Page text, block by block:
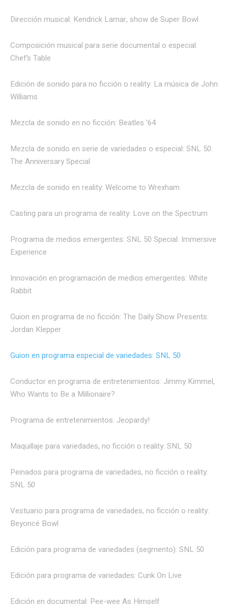
Dirección musical: Kendrick Lamar, show de Super Bowl
Composición musical para serie documental o especial:
Chef’s Table
Edición de sonido para no ficción o reality: La música de John
Williams
Mezcla de sonido en no ficción: Beatles ’64
Mezcla de sonido en serie de variedades o especial: SNL 50:
The Anniversary Special
Mezcla de sonido en reality: Welcome to Wrexham
Casting para un programa de reality: Love on the Spectrum
Programa de medios emergentes: SNL 50 Special: Immersive
Experience
Innovación en programación de medios emergentes: White
Rabbit
Guion en programa de no ficción: The Daily Show Presents:
Jordan Klepper
Guion en programa especial de variedades: SNL 50
Conductor en programa de entretenimientos: Jimmy Kimmel,
Who Wants to Be a Millionaire?
Programa de entretenimientos: Jeopardy!
Maquillaje para variedades, no ficción o reality: SNL 50
Peinados para programa de variedades, no ficción o reality:
SNL 50
Vestuario para programa de variedades, no ficción o reality:
Beyoncé Bowl
Edición para programa de variedades (segmento): SNL 50
Edición para programa de variedades: Cunk On Live
Edición en documental: Pee-wee As Himself